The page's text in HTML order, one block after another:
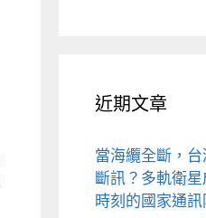
近期文章
當海纜全斷，
斷訊？多軌衛
時刻的國家通訊